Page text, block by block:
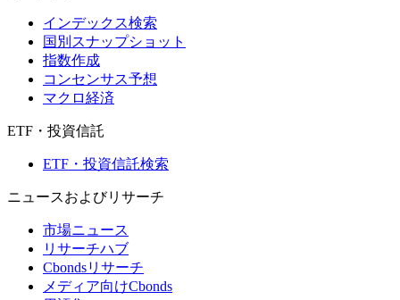
インデックス検索
国別スナップショット
指数作成
コンセンサス予想
マクロ経済
ETF・投資信託
ETF・投資信託検索
ニュースおよびリサーチ
市場ニュース
リサーチハブ
Cbondsリサーチ
メディア向けCbonds